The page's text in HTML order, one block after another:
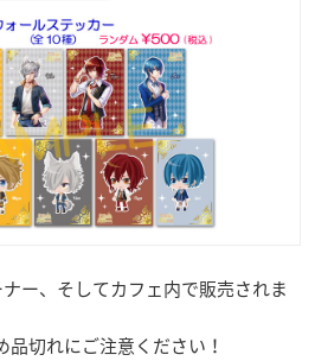
ー、そしてカフェ内で販売されま
切れにご注意ください！